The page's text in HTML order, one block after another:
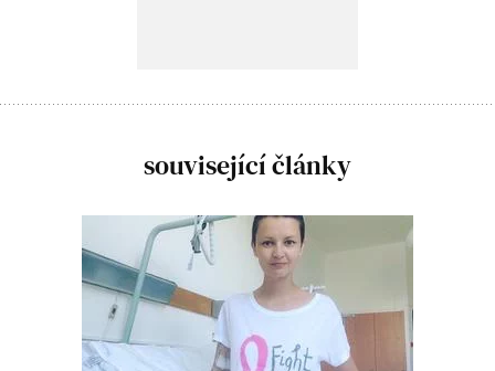
související články